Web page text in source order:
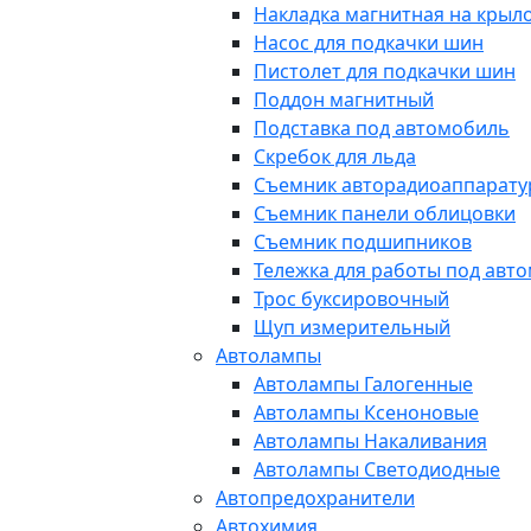
Накладка магнитная на
Насос для подкачки шин
Пистолет для подкачки шин
Поддон магнитный
Подставка под автомобиль
Скребок для льда
Съемник
Съемник панели облицовки
Съемник подшипников
Тележка для работы под
Трос буксировочный
Щуп измерительный
Автолампы
Автолампы Галогенные
Автолампы Ксеноновые
Автолампы Накаливания
Автолампы Светодиодные
Автопредохранители